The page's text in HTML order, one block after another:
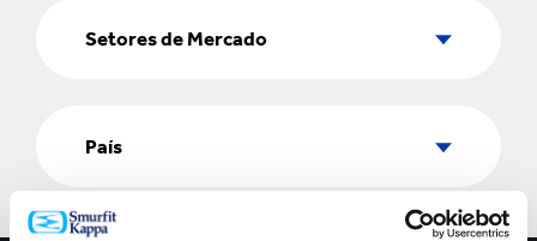
Setores de Mercado
País